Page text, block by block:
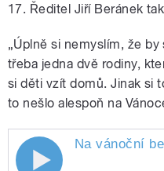
17. Ředitel Jiří Beránek
„Úplně si nemyslím, že
třeba jedna dvě rodiny,
si děti vzít domů. Jinak si
to nešlo alespoň na
Na vánoční